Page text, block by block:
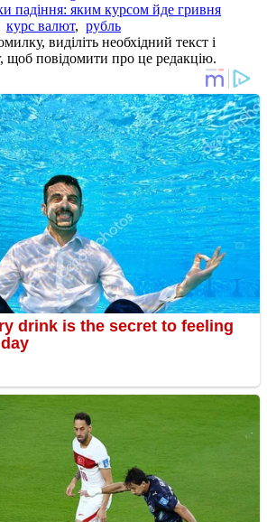
падіння: яким курсом йде гривня
курс валют, рубль
виділіть необхідний текст і
щоб повідомити про це редакцію.